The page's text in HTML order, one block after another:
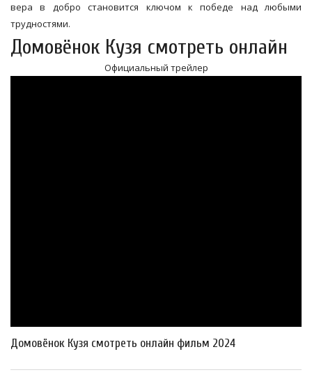
вера в добро становится ключом к победе над любыми
трудностями.
Домовёнок Кузя смотреть онлайн
Официальный трейлер
Домовёнок Кузя смотреть онлайн фильм 2024